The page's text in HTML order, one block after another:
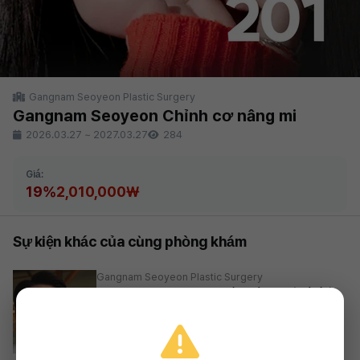
Gangnam Seoyeon Plastic Surgery
Gangnam Seoyeon Chỉnh cơ nâng mi
2026.03.27 ~ 2027.03.27 284
Giá:
19%2,010,000₩
Sự kiện khác của cùng phòng khám
Gangnam Seoyeon Plastic Surgery
Gangnam Seoyeon Giấu mí nam (Mí lót)
2026.03.27 ~ 2027.03.27